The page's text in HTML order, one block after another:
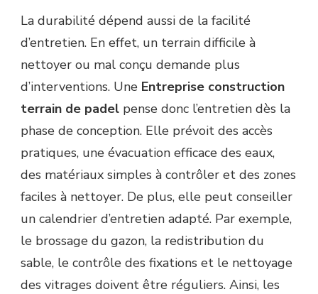
La durabilité dépend aussi de la facilité
d’entretien. En effet, un terrain difficile à
nettoyer ou mal conçu demande plus
d’interventions. Une Entreprise construction
terrain de padel pense donc l’entretien dès la
phase de conception. Elle prévoit des accès
pratiques, une évacuation efficace des eaux,
des matériaux simples à contrôler et des zones
faciles à nettoyer. De plus, elle peut conseiller
un calendrier d’entretien adapté. Par exemple,
le brossage du gazon, la redistribution du
sable, le contrôle des fixations et le nettoyage
des vitrages doivent être réguliers. Ainsi, les